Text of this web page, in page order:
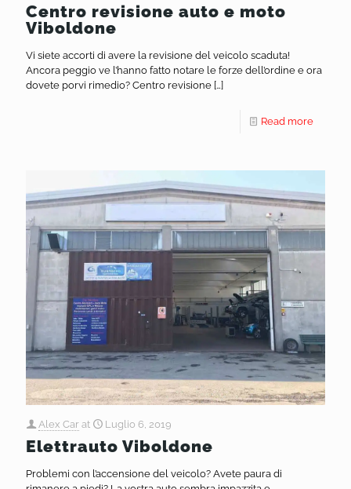
Centro revisione auto e moto
Viboldone
Vi siete accorti di avere la revisione del veicolo scaduta!
Ancora peggio ve l’hanno fatto notare le forze dell’ordine e ora
dovete porvi rimedio? Centro revisione […]
Read more
Alex Car at Luglio 6, 2019
Elettrauto Viboldone
Problemi con l’accensione del veicolo? Avete paura di